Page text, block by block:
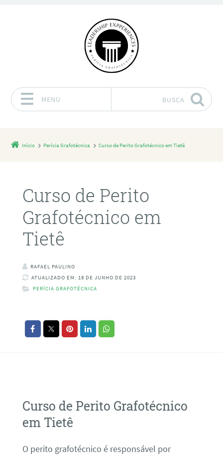
MENU BUSCA
Início Perícia Grafotécnica Curso de Perito Grafotécnico em Tietê
Curso de Perito
Grafotécnico em
Tietê
RAFAEL PAULINO
ATUALIZADO EM: 18 DE JUNHO DE 2023
PERÍCIA GRAFOTÉCNICA
Curso de Perito Grafotécnico
em Tietê
O perito grafotécnico é responsável por